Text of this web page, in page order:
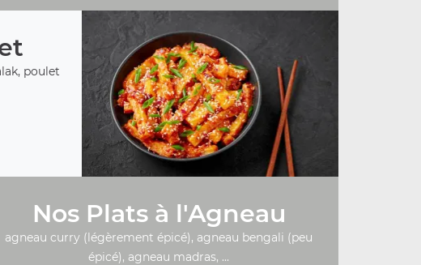
poulet
Nos Plats à l'Agneau
agneau curry (légèrement épicé), agneau bengali (peu
épicé), agneau madras, ...